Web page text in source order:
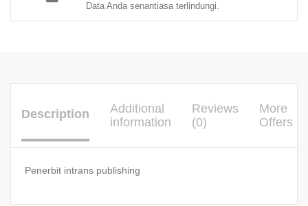
Data Anda senantiasa terlindungi.
Description
Additional
information
Reviews
(0)
More
Offers
Penerbit intrans publishing